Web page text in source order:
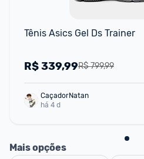
Tênis Asics Gel Ds Trainer
R$ 799,99
R$339,99
CaçadorNatan
há 4 d
Mais opções